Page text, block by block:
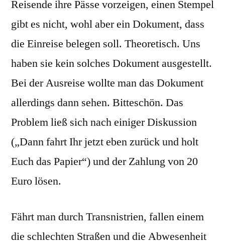
Reisende ihre Pässe vorzeigen, einen Stempel
gibt es nicht, wohl aber ein Dokument, dass
die Einreise belegen soll. Theoretisch. Uns
haben sie kein solches Dokument ausgestellt.
Bei der Ausreise wollte man das Dokument
allerdings dann sehen. Bitteschön. Das
Problem ließ sich nach einiger Diskussion
(„Dann fahrt Ihr jetzt eben zurück und holt
Euch das Papier“) und der Zahlung von 20
Euro lösen.
Fährt man durch Transnistrien, fallen einem
die schlechten Straßen und die Abwesenheit